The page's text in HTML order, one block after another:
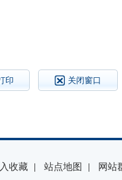
印 关闭窗口
收藏 | 站点地图 | 网站